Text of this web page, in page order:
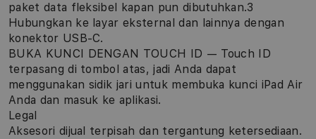
paket data fleksibel kapan pun dibutuhkan.3
Hubungkan ke layar eksternal dan lainnya dengan
konektor USB-C.
BUKA KUNCI DENGAN TOUCH ID — Touch ID
terpasang di tombol atas, jadi Anda dapat
menggunakan sidik jari untuk membuka kunci iPad Air
Anda dan masuk ke aplikasi.
Legal
Aksesori dijual terpisah dan tergantung ketersediaan.